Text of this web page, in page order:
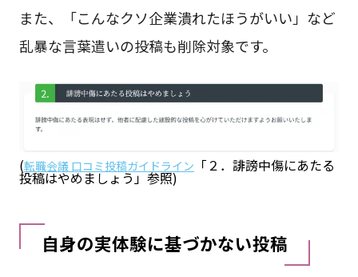
また、「こんなクソ企業潰れたほうがいい」など
乱暴な言葉遣いの投稿も削除対象です。
(転職会議 口コミ投稿ガイドライン 「２．誹謗中傷にあたる
投稿はやめましょう」参照)
自身の実体験に基づかない投稿